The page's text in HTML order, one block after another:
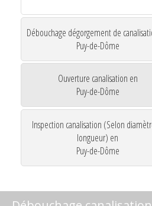
Débouchage dégorgement de
Puy-de-Dôme
Ouverture canalisation en
Puy-de-Dôme
Inspection canalisation (Selon
longueur) en
Puy-de-Dôme